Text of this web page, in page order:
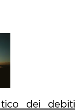
dei debiti